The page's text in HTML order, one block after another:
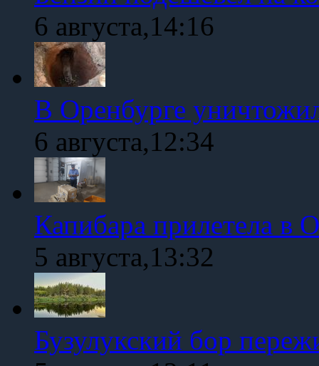
6 августа,14:16
В Оренбурге
6 августа,12:34
Капибара прилетела в
5 августа,13:32
Бузулукский бор